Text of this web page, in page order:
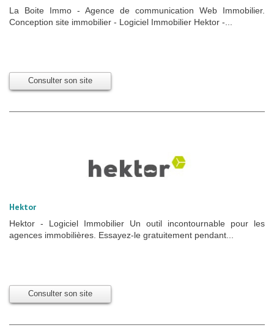
La Boite Immo - Agence de communication Web Immobilier.
Conception site immobilier - Logiciel Immobilier Hektor -...
Consulter son site
Hektor
Hektor - Logiciel Immobilier Un outil incontournable pour les
agences immobilières. Essayez-le gratuitement pendant...
Consulter son site